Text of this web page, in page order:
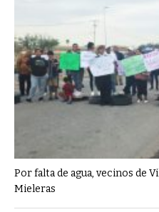
Por falta de agua, vecinos de
Mieleras